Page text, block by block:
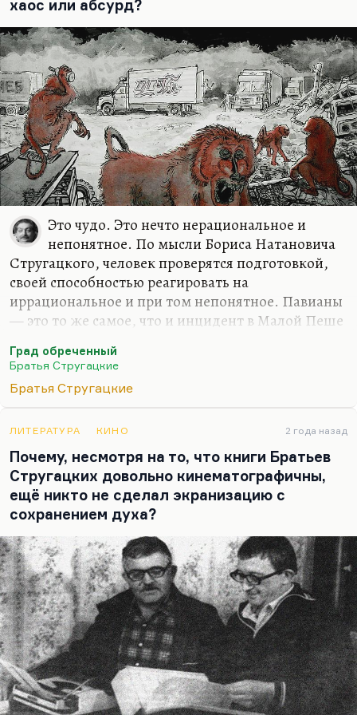
Вот у Стругацких была такая любимая мысль,
что будущее всегда беспощадно по отношению
к прошлому. Это так. Оно беспощадно просто
потому, что оно его сминает. Но ведь и
прошлое беспощадно по отношению к…
хаос или абсурд?
Это чудо. Это нечто нерациональное и
непонятное. По мысли Бориса Натановича
Стругацкого, человек проверятся подготовкой,
своей способностью реагировать на
иррациональное и при том непонятное. Павианы
— это то же самое, что и инцидент в Малой Пеше
через заборы странные существа. Кому-то они
показались несчастными, вызывающими
жалость, кому-то они показались счастливыми и
полными ужаса и тревоги.
Град обреченный
Братья Стругацкие
Братья Стругацкие
ЛИТЕРАТУРА КИНО 2 года назад
Почему, несмотря на то, что книги Братьев
Стругацких довольно кинематографичны,
ещё никто не сделал экранизацию с
сохранением духа?